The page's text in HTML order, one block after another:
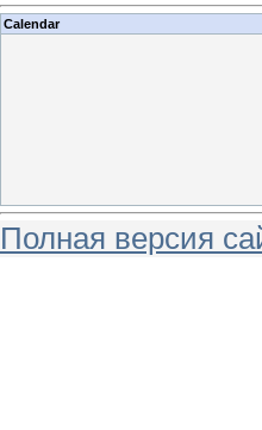
Calendar
Полная версия